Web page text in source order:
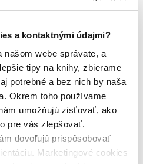
a kontaktnými údajmi?
našom webe správate, a
tipy na knihy, zbierame
potrebné a bez nich by naša
Okrem toho používame
umožňujú zisťovať, ako
pre vás zlepšovať.
dovoľujú prispôsobovať
Marketingové cookies